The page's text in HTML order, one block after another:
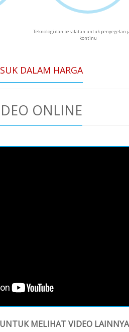
Teknologi dan peralatan untuk penyegelan
kontinu
DALAM HARGA
ONLINE
MELIHAT VIDEO